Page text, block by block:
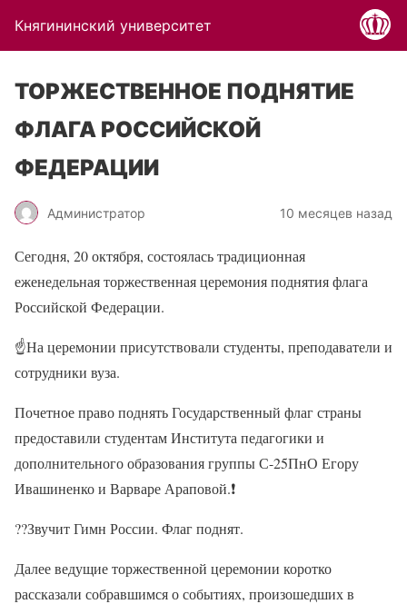
Княгининский университет
ТОРЖЕСТВЕННОЕ ПОДНЯТИЕ
ФЛАГА РОССИЙСКОЙ
ФЕДЕРАЦИИ
Администратор 10 месяцев назад
Сегодня, 20 октября, состоялась традиционная
еженедельная торжественная церемония поднятия флага
Российской Федерации.
☝На церемонии присутствовали студенты, преподаватели и
сотрудники вуза.
Почетное право поднять Государственный флаг страны
предоставили студентам Института педагогики и
дополнительного образования группы С-25ПнО Егору
Ивашиненко и Варваре Араповой.❗
??Звучит Гимн России. Флаг поднят.
Далее ведущие торжественной церемонии коротко
рассказали собравшимся о событиях, произошедших в